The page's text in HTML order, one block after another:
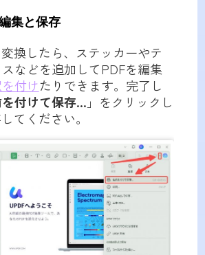
集と保存
換したら、ステッカーやテ
などを追加してPDFを編集
付けたりできます。完了し
付けて保存... 」をクリックし
てください。